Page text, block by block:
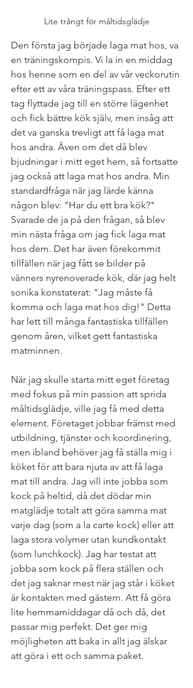
Lite trångt för måltidsglädje
Den första jag började laga mat hos, va
en träningskompis. Vi la in en middag
hos henne som en del av vår veckorutin
efter ett av våra träningspass. Efter ett
tag flyttade jag till en större lägenhet
och fick bättre kök själv, men insåg att
det va ganska trevligt att få laga mat
hos andra. Även om det då blev
bjudningar i mitt eget hem, så fortsatte
jag också att laga mat hos andra. Min
standardfråga när jag lärde känna
någon blev: "Har du ett bra kök?"
Svarade de ja på den frågan, så blev
min nästa fråga om jag fick laga mat
hos dem. Det har även förekommit
tillfällen när jag fått se bilder på
vänners nyrenoverade kök, där jag helt
sonika konstaterat: "Jag måste få
komma och laga mat hos dig!" Detta
har lett till många fantastiska tillfällen
genom åren, vilket gett fantastiska
matminnen.
När jag skulle starta mitt eget företag
med fokus på min passion att sprida
måltidsglädje, ville jag få med detta
element. Företaget jobbar främst med
utbildning, tjänster och koordinering,
men ibland behöver jag få ställa mig i
köket för att bara njuta av att få laga
mat till andra. Jag vill inte jobba som
kock på heltid, då det dödar min
matglädje totalt att göra samma mat
varje dag (som a la carte kock) eller att
laga stora volymer utan kundkontakt
(som lunchkock). Jag har testat att
jobba som kock på flera ställen och
det jag saknar mest när jag står i köket
är kontakten med gästern. Att få göra
lite hemmamiddagar då och då, det
passar mig perfekt. Det ger mig
möjligheten att baka in allt jag älskar
att göra i ett och samma paket.